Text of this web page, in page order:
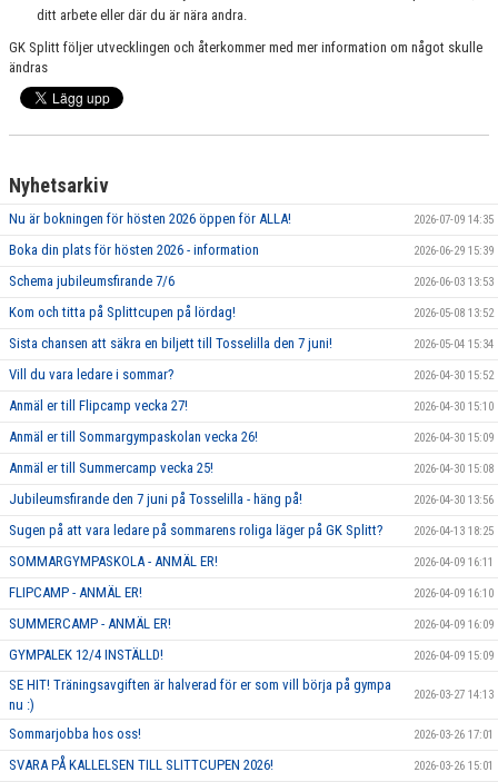
ditt arbete eller där du är nära andra.
GK Splitt följer utvecklingen och återkommer med mer information om något skulle
ändras
Nyhetsarkiv
Nu är bokningen för hösten 2026 öppen för ALLA! 2026-07-09 14:35
Boka din plats för hösten 2026 - information 2026-06-29 15:39
Schema jubileumsfirande 7/6 2026-06-03 13:53
Kom och titta på Splittcupen på lördag! 2026-05-08 13:52
Sista chansen att säkra en biljett till Tosselilla den 7 juni! 2026-05-04 15:34
Vill du vara ledare i sommar? 2026-04-30 15:52
Anmäl er till Flipcamp vecka 27! 2026-04-30 15:10
Anmäl er till Sommargympaskolan vecka 26! 2026-04-30 15:09
Anmäl er till Summercamp vecka 25! 2026-04-30 15:08
Jubileumsfirande den 7 juni på Tosselilla - häng på! 2026-04-30 13:56
Sugen på att vara ledare på sommarens roliga läger på GK Splitt? 2026-04-13 18:25
SOMMARGYMPASKOLA - ANMÄL ER! 2026-04-09 16:11
FLIPCAMP - ANMÄL ER! 2026-04-09 16:10
SUMMERCAMP - ANMÄL ER! 2026-04-09 16:09
GYMPALEK 12/4 INSTÄLLD! 2026-04-09 15:09
SE HIT! Träningsavgiften är halverad för er som vill börja på gympa
nu :)
2026-03-27 14:13
Sommarjobba hos oss! 2026-03-26 17:01
SVARA PÅ KALLELSEN TILL SLITTCUPEN 2026! 2026-03-26 15:01